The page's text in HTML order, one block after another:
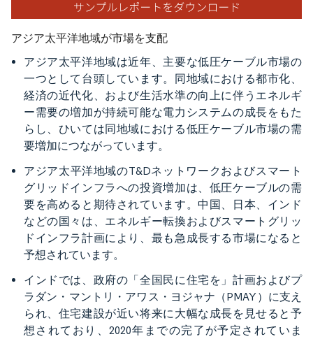
アジア太平洋地域が市場を支配
アジア太平洋地域は近年、主要な低圧ケーブル市場の
一つとして台頭しています。同地域における都市化、
経済の近代化、および生活水準の向上に伴うエネルギ
ー需要の増加が持続可能な電力システムの成長をもた
らし、ひいては同地域における低圧ケーブル市場の需
要増加につながっています。
アジア太平洋地域のT&Dネットワークおよびスマート
グリッドインフラへの投資増加は、低圧ケーブルの需
要を高めると期待されています。中国、日本、インド
などの国々は、エネルギー転換およびスマートグリッ
ドインフラ計画により、最も急成長する市場になると
予想されています。
インドでは、政府の「全国民に住宅を」計画およびプ
ラダン・マントリ・アワス・ヨジャナ（PMAY）に支え
られ、住宅建設が近い将来に大幅な成長を見せると予
想されており、2020年までの完了が予定されていま